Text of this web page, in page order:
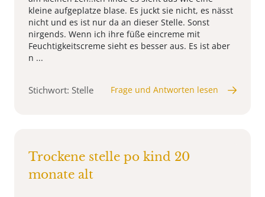
kleine aufgeplatze blase. Es juckt sie nicht, es nässt
nicht und es ist nur da an dieser Stelle. Sonst
nirgends. Wenn ich ihre füße eincreme mit
Feuchtigkeitscreme sieht es besser aus. Es ist aber
n ...
Stichwort: Stelle Frage und Antworten lesen
Trockene stelle po kind 20
monate alt